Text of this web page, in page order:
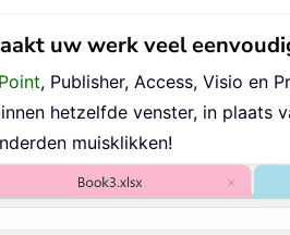
uw werk veel
, Publisher, Access, Visio en
hetzelfde venster, in plaats
muisklikken!